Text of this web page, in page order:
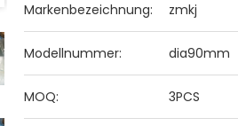
Markenbezeichnung: zmkj
Modellnummer: dia90mm
MOQ: 3PCS